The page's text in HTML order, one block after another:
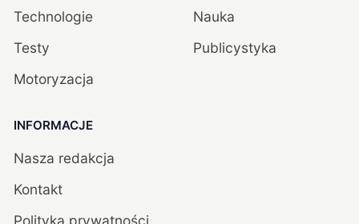
Technologie
Testy
Motoryzacja
Nauka
Publicystyka
INFORMACJE
Nasza redakcja
Kontakt
Polityka prywatności